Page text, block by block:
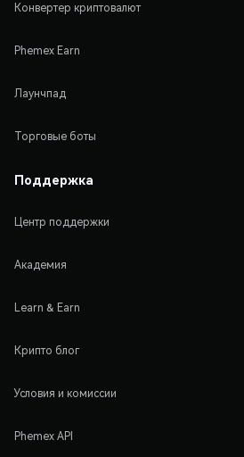
Конвертер криптовалют
Phemex Earn
Лаунчпад
Торговые боты
Поддержка
Центр поддержки
Академия
Learn & Earn
Крипто блог
Условия и комиссии
Phemex API